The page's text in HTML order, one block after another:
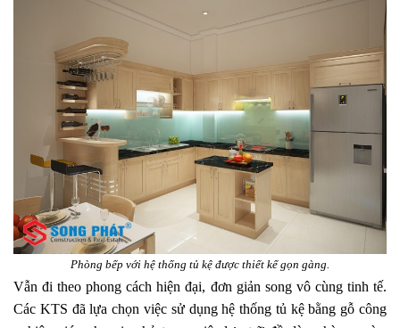
Phòng bếp với hệ thống tủ kệ được thiết kế gọn gàng.
Vẫn đi theo phong cách hiện đại, đơn giản song vô cùng tinh tế.
Các KTS đã lựa chọn việc sử dụng hệ thống tủ kệ bằng gỗ công